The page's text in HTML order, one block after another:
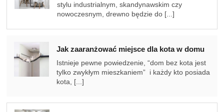
stylu industrialnym, skandynawskim czy
nowoczesnym, drewno będzie do [...]
Jak zaaranżować miejsce dla kota w domu
Istnieje pewne powiedzenie, “dom bez kota jest
tylko zwykłym mieszkaniem” i każdy kto posiada
kota, [...]